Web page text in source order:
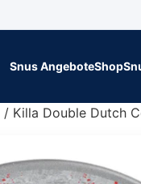
Snus AngeboteShop
/ Killa Double Dutch